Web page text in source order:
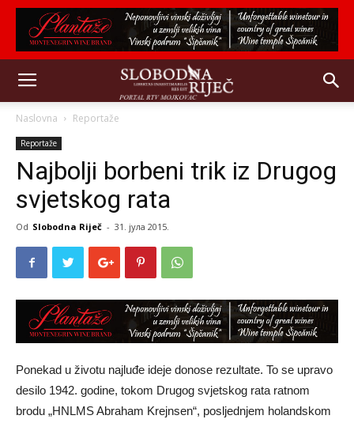
Naslovna Reportaže
Reportaže
Najbolji borbeni trik iz Drugog
svjetskog rata
Od Slobodna Riječ - 31. јула 2015.
Ponekad u životu najluđe ideje donose rezultate. To se upravo
desilo 1942. godine, tokom Drugog svjetskog rata ratnom
brodu „HNLMS Abraham Krejnsen“, posljednjem holandskom